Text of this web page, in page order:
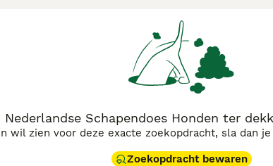
voor informatie over dit hondenras.
Nederlandse Schapendoes Honden ter
wil zien voor deze exacte zoekopdracht, sla dan
Zoekopdracht bewaren